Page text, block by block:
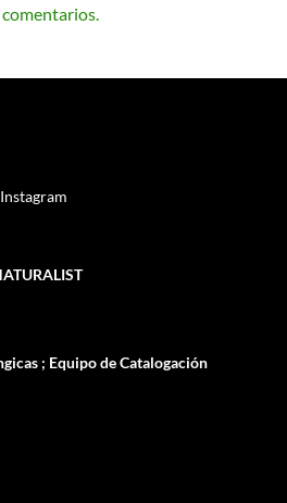
; Equipo de Catalogación